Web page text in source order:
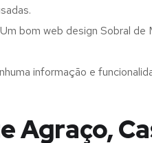
bom web design Sobral
informação e
Agraço,